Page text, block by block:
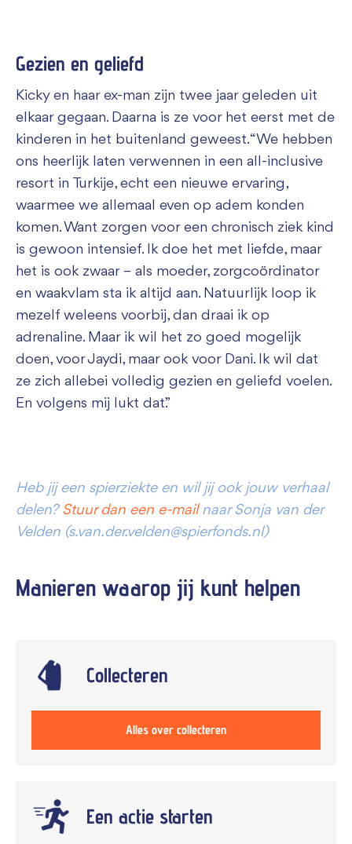
Gezien en geliefd
Kicky en haar ex-man zijn twee jaar geleden uit
elkaar gegaan. Daarna is ze voor het eerst met de
kinderen in het buitenland geweest. “We hebben
ons heerlijk laten verwennen in een all-inclusive
resort in Turkije, echt een nieuwe ervaring,
waarmee we allemaal even op adem konden
komen. Want zorgen voor een chronisch ziek kind
is gewoon intensief. Ik doe het met liefde, maar
het is ook zwaar – als moeder, zorgcoördinator
en waakvlam sta ik altijd aan. Natuurlijk loop ik
mezelf weleens voorbij, dan draai ik op
adrenaline. Maar ik wil het zo goed mogelijk
doen, voor Jaydi, maar ook voor Dani. Ik wil dat
ze zich allebei volledig gezien en geliefd voelen.
En volgens mij lukt dat.”
Heb jij een spierziekte en wil jij ook jouw verhaal
delen? Stuur dan een e-mailnaar Sonja van der
Velden (s.van.der.velden@spierfonds.nl)
Manieren waarop jij kunt helpen
Collecteren
Alles over collecteren
Een actie starten